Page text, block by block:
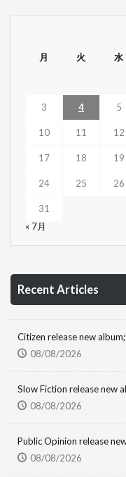
月 火 水
3 4 5
10 11 12
17 18 19
24 25 26
31
« 7月
Recent Articles
Citizen release new album;
08/08/2026
Slow Fiction release new
08/08/2026
Public Opinion release
08/08/2026